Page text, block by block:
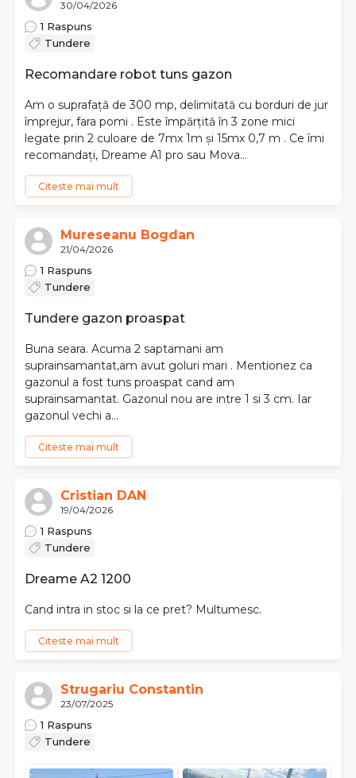
30/04/2026
1 Raspuns
Tundere
Recomandare robot tuns gazon
Am o suprafață de 300 mp, delimitată cu borduri de jur
împrejur, fara pomi . Este împărțită în 3 zone mici
legate prin 2 culoare de 7mx 1m și 15mx 0,7 m . Ce îmi
recomandați, Dreame A1 pro sau Mova...
Citeste mai mult
Mureseanu Bogdan
21/04/2026
1 Raspuns
Tundere
Tundere gazon proaspat
Buna seara. Acuma 2 saptamani am
suprainsamantat,am avut goluri mari . Mentionez ca
gazonul a fost tuns proaspat cand am
suprainsamantat. Gazonul nou are intre 1 si 3 cm. Iar
gazonul vechi a...
Citeste mai mult
Cristian DAN
19/04/2026
1 Raspuns
Tundere
Dreame A2 1200
Cand intra in stoc si la ce pret? Multumesc.
Citeste mai mult
Strugariu Constantin
23/07/2025
1 Raspuns
Tundere